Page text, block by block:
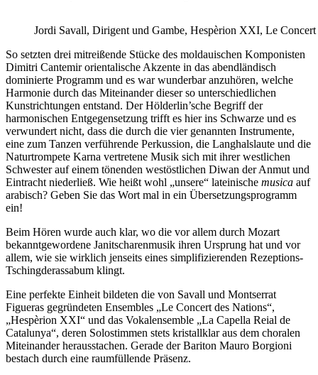
Jordi Savall, Dirigent und Gambe, Hespèrion XXI, Le
So setzten drei mitreißende Stücke des moldauischen Komponisten
Dimitri Cantemir orientalische Akzente in das abendländisch
dominierte Programm und es war wunderbar anzuhören, welche
Harmonie durch das Miteinander dieser so unterschiedlichen
Kunstrichtungen entstand. Der Hölderlin’sche Begriff der
harmonischen Entgegensetzung trifft es hier ins Schwarze und es
verwundert nicht, dass die durch die vier genannten Instrumente,
eine zum Tanzen verführende Perkussion, die Langhalslaute und die
Naturtrompete Karna vertretene Musik sich mit ihrer westlichen
Schwester auf einem tönenden westöstlichen Diwan der Anmut und
Eintracht niederließ. Wie heißt wohl „unsere“ lateinische musica auf
arabisch? Geben Sie das Wort mal in ein Übersetzungsprogramm
ein!
Beim Hören wurde auch klar, wo die vor allem durch Mozart
bekanntgewordene Janitscharenmusik ihren Ursprung hat und vor
allem, wie sie wirklich jenseits eines simplifizierenden Rezeptions-
Tschingderassabum klingt.
Eine perfekte Einheit bildeten die von Savall und Montserrat
Figueras gegründeten Ensembles „Le Concert des Nations“,
„Hespèrion XXI“ und das Vokalensemble „La Capella Reial de
Catalunya“, deren Solostimmen stets kristallklar aus dem choralen
Miteinander herausstachen. Gerade der Bariton Mauro Borgioni
bestach durch eine raumfüllende Präsenz.